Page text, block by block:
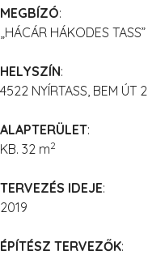
MEGBÍZÓ:
„HÁCÁR HÁKODES
HELYSZÍN:
4522 NYÍRTASS, BEM ÚT
ALAPTERÜLET:
KB. 32 m2
TERVEZÉS IDEJE:
2019
ÉPÍTÉSZ TERVEZŐK: